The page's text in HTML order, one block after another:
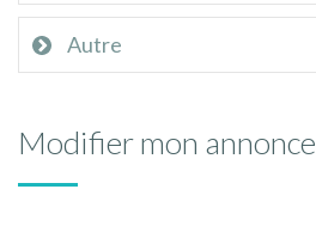
Autre
Modifier mon annonce